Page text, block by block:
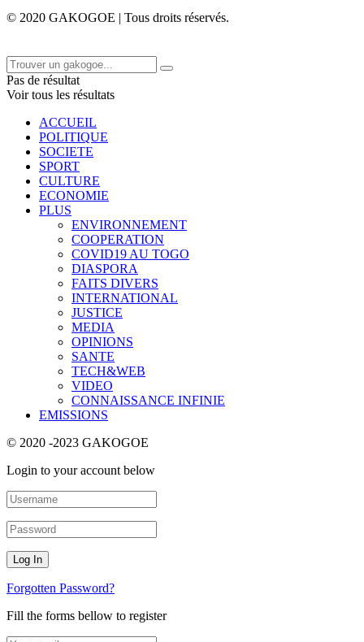
© 2020 GAKOGOE | Tous droits réservés.
Pas de résultat
Voir tous les résultats
ACCUEIL
POLITIQUE
SOCIETE
SPORT
CULTURE
ECONOMIE
PLUS
ENVIRONNEMENT
COOPERATION
COVID19 AU TOGO
DIASPORA
FAITS DIVERS
INTERNATIONAL
JUSTICE
MEDIA
OPINIONS
SANTE
TECH&WEB
VIDEO
CONNAISSANCE INFINIE
EMISSIONS
© 2020 -2023 GAKOGOE
Login to your account below
Forgotten Password?
Fill the forms bellow to register